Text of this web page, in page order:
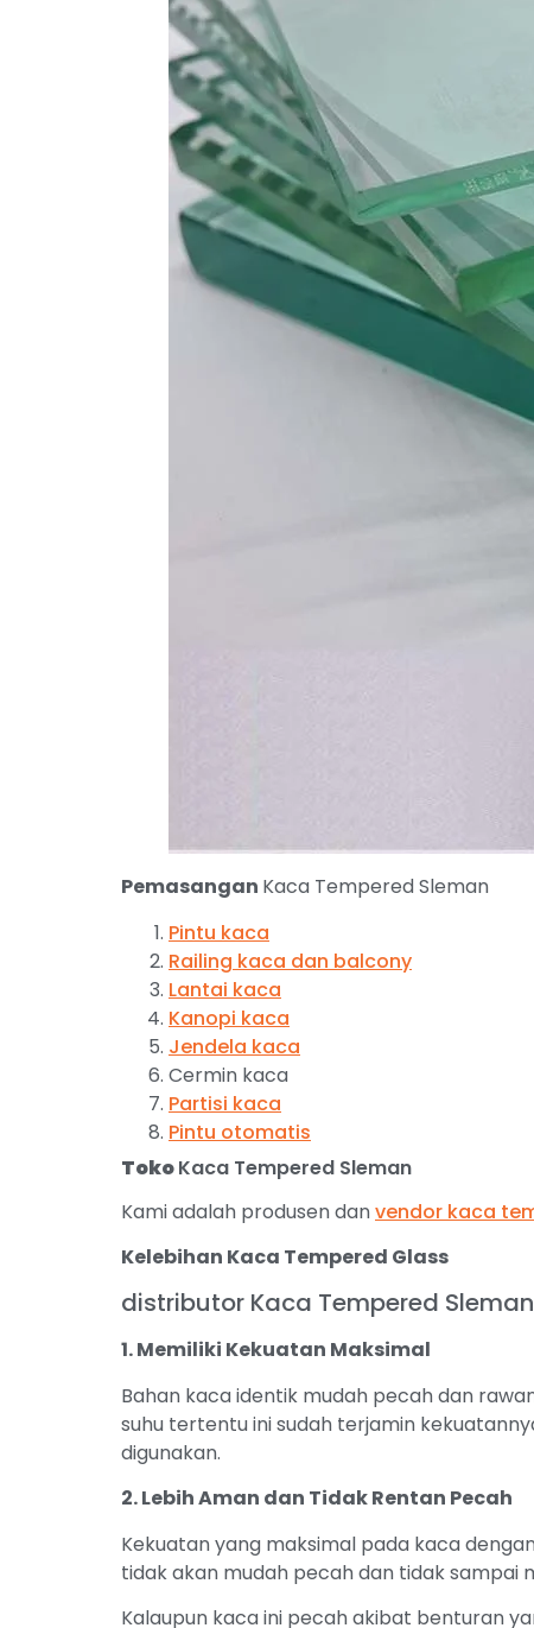
Pemasangan Kaca Tempered Sleman
Pintu kaca
Railing kaca dan balcony
Lantai kaca
Kanopi kaca
Jendela kaca
Cermin kaca
Partisi kaca
Pintu otomatis
TokoKaca Tempered Sleman
Kami adalah produsen danvendor kaca
Kelebihan Kaca Tempered Glass
distributor Kaca Tempered Sleman
1. Memiliki Kekuatan Maksimal
Bahan kaca identik mudah pecah dan
suhu tertentu ini sudah terjamin
digunakan.
2. Lebih Aman dan Tidak Rentan Pecah
Kekuatan yang maksimal pada kaca
tidak akan mudah pecah dan tidak sampai
Kalaupun kaca ini pecah akibat benturan